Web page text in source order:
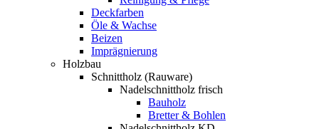
Deckfarben
Öle & Wachse
Beizen
Imprägnierung
Holzbau
Schnittholz (Rauware)
Nadelschnittholz frisch
Bauholz
Bretter & Bohlen